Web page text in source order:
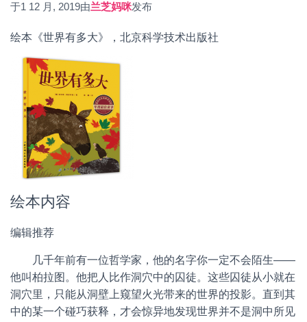
于1 12 月, 2019由兰芝妈咪发布
绘本《世界有多大》，北京科学技术出版社
绘本内容
编辑推荐
几千年前有一位哲学家，他的名字你一定不会陌生——
他叫柏拉图。他把人比作洞穴中的囚徒。这些囚徒从小就在
洞穴里，只能从洞壁上窥望火光带来的世界的投影。直到其
中的某一个碰巧获释，才会惊异地发现世界并不是洞中所见